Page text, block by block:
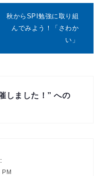
秋からSPI勉強に取り組
んでみよう！「さわか
い」
しました！ ” への
PM